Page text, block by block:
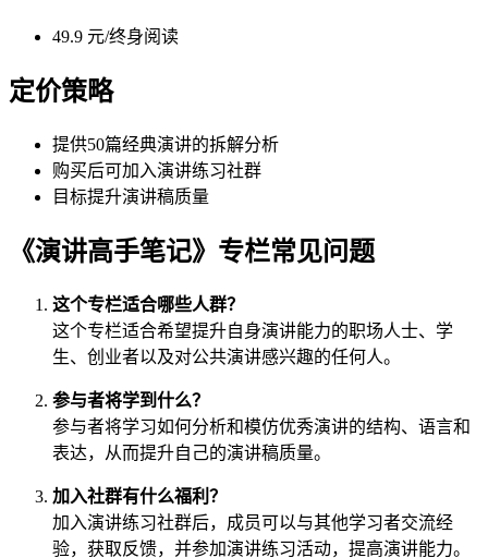
49.9 元/终身阅读
定价策略
提供50篇经典演讲的拆解分析
购买后可加入演讲练习社群
目标提升演讲稿质量
《演讲高手笔记》专栏常见问题
这个专栏适合哪些人群？
这个专栏适合希望提升自身演讲能力的职场人士、学
生、创业者以及对公共演讲感兴趣的任何人。
参与者将学到什么？
参与者将学习如何分析和模仿优秀演讲的结构、语言和
表达，从而提升自己的演讲稿质量。
加入社群有什么福利？
加入演讲练习社群后，成员可以与其他学习者交流经
验，获取反馈，并参加演讲练习活动，提高演讲能力。